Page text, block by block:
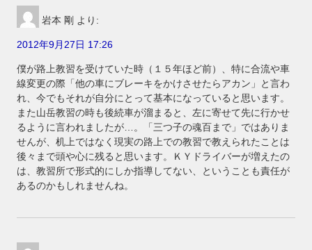
岩本 剛 より:
2012年9月27日 17:26
僕が路上教習を受けていた時（１５年ほど前）、特に合流や車
線変更の際「他の車にブレーキをかけさせたらアカン」と言わ
れ、今でもそれが自分にとって基本になっていると思います。
また山岳教習の時も後続車が溜まると、左に寄せて先に行かせ
るように言われましたが…。「三つ子の魂百まで」ではありま
せんが、机上ではなく現実の路上での教習で教えられたことは
後々まで頭や心に残ると思います。ＫＹドライバーが増えたの
は、教習所で形式的にしか指導してない、ということも責任が
あるのかもしれませんね。